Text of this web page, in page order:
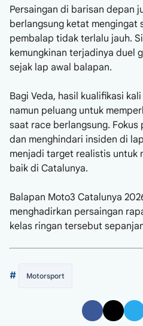
Persaingan di barisan depan
berlangsung ketat mengingat
pembalap tidak terlalu jauh.
kemungkinan terjadinya duel
sejak lap awal balapan.
Bagi Veda, hasil kualifikasi
namun peluang untuk
saat race berlangsung.
dan menghindari insiden di
menjadi target realistis untuk
baik di Catalunya.
Balapan Moto3 Catalunya
menghadirkan persaingan
kelas ringan tersebut
# Motorsport